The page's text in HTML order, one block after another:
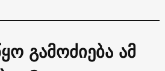
გამოძიება ამ